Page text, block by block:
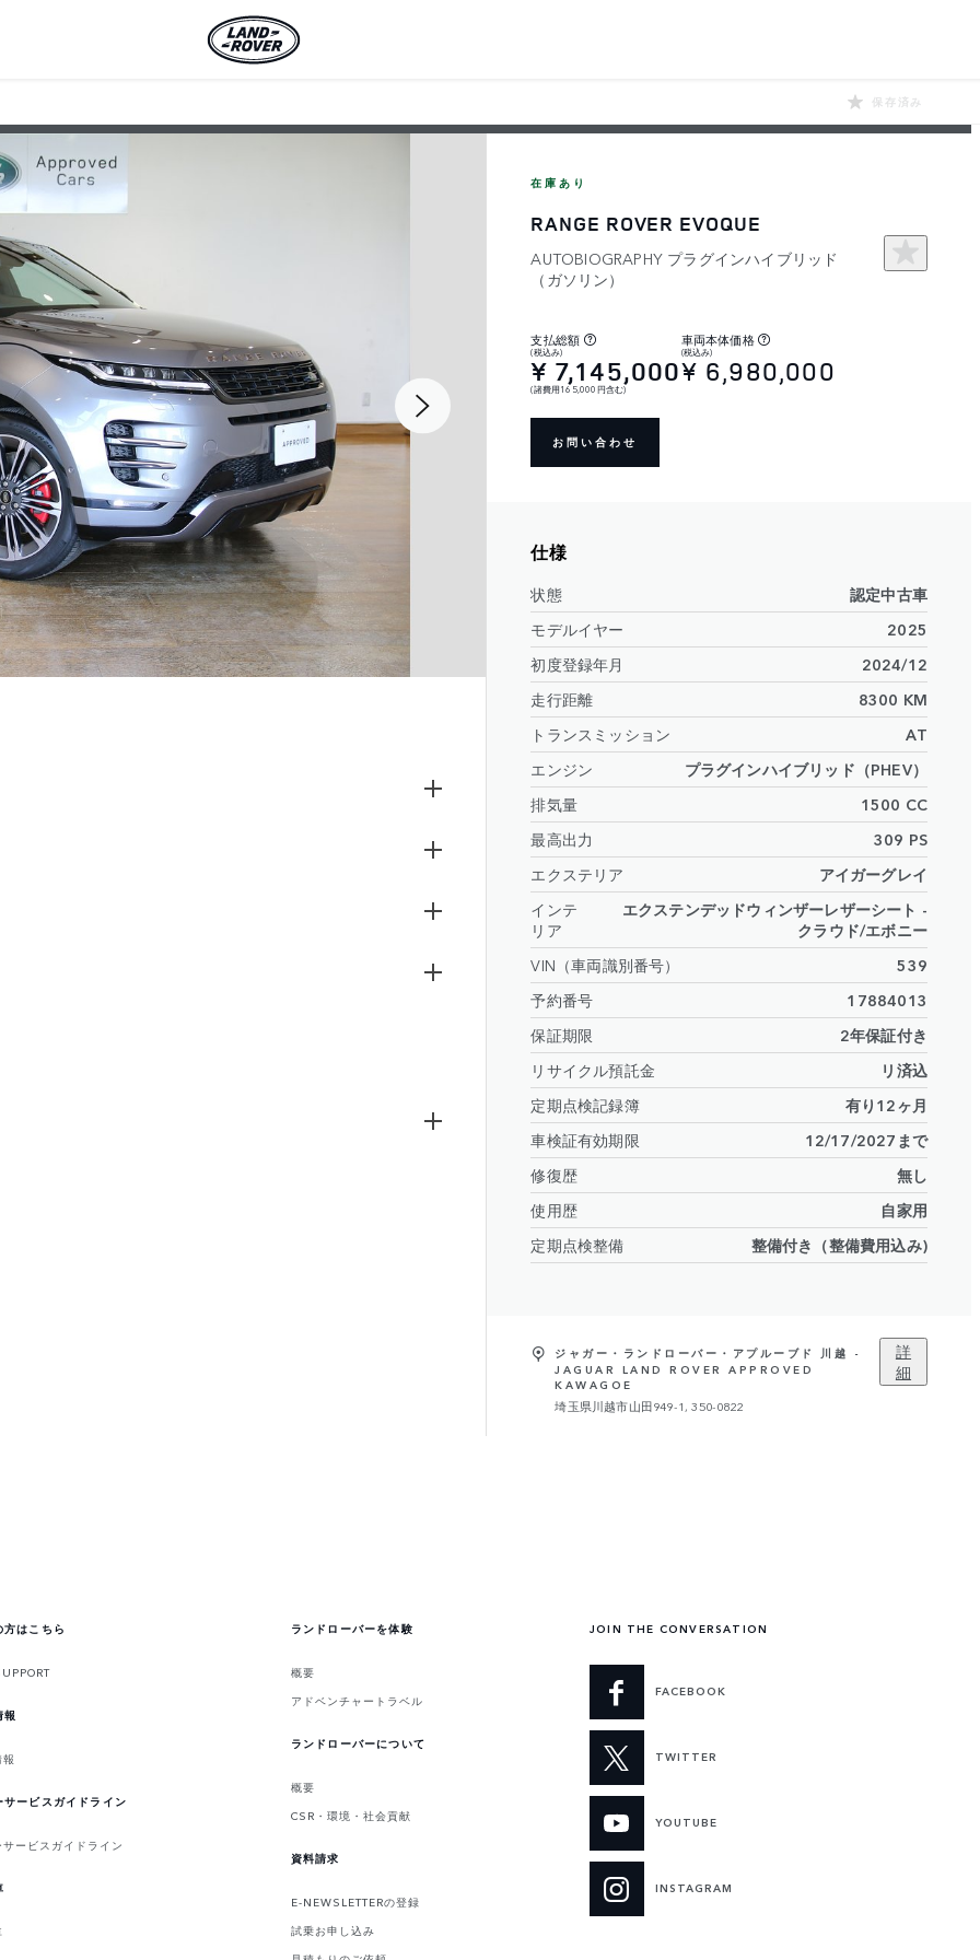
保存済み
在庫あり
RANGE ROVER EVOQUE
AUTOBIOGRAPHY プラグインハイブリッド
（ガソリン）
支払総額
(税込み)
¥ 7,145,000
(諸費用165,000円含む)
車両本体価格
(税込み)
¥ 6,980,000
お問い合わせ
仕様
状態
認定中古車
モデルイヤー
2025
初度登録年月
2024/12
走行距離
8300 KM
トランスミッション
AT
エンジン
プラグインハイブリッド（PHEV）
排気量
1500 CC
最高出力
309 PS
エクステリア
アイガーグレイ
インテ
リア
エクステンデッドウィンザーレザーシート -
クラウド/エボニー
VIN（車両識別番号）
539
予約番号
17884013
保証期限
2年保証付き
リサイクル預託金
リ済込
定期点検記録簿
有り12ヶ月
車検証有効期限
12/17/2027まで
修復歴
無し
使用歴
自家用
定期点検整備
整備付き（整備費用込み)
ジャガー・ランドローバー・アプルーブド 川越 -
JAGUAR LAND ROVER APPROVED
KAWAGOE
埼玉県川越市山田949-1, 350-0822
詳
細
方はこちら
報
サービスガイドライン
ービスガイドライン
ランドローバーを体験
概要
アドベンチャートラベル
ランドローバーについて
概要
CSR・環境・社会貢献
資料請求
E-NEWSLETTERの登録
試乗お申し込み
JOIN THE CONVERSATION
FACEBOOK
TWITTER
YOUTUBE
INSTAGRAM